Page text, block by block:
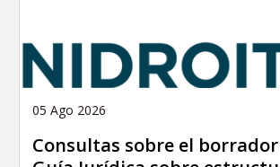
05 Ago 2026
Consultas sobre el